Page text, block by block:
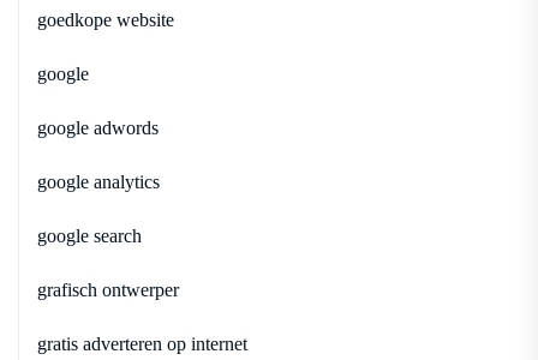
goedkope website
google
google adwords
google analytics
google search
grafisch ontwerper
gratis adverteren op internet